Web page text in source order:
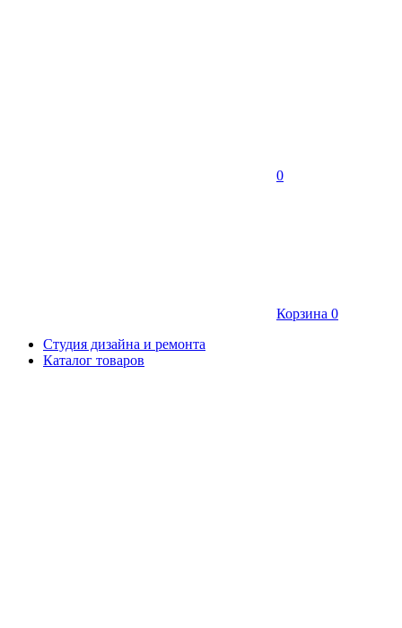
0
Корзина 0
Студия дизайна и ремонта
Каталог товаров